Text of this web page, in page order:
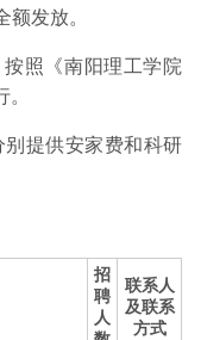
发放。
照《南阳理工学院
别提供安家费和科研
招
聘
人
联系人
及联系
方式